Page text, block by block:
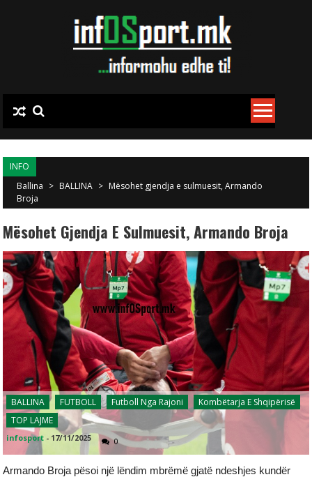
INFO
Ballina > BALLINA > Mësohet gjendja e sulmuesit, Armando
Broja
Mësohet Gjendja E Sulmuesit, Armando Broja
BALLINA FUTBOLL Futboll Nga Rajoni
Kombëtarja E Shqipërisë
TOP LAJME
infosport - 17/11/2025 0
Armando Broja pësoi një lëndim mbrëmë gjatë ndeshjes kundër